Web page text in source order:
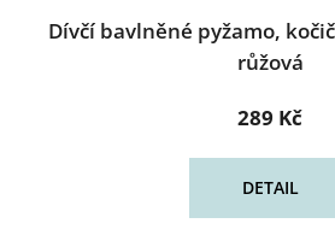
Dívčí bavlněné pyžamo,
růžová
289 Kč
DETAIL